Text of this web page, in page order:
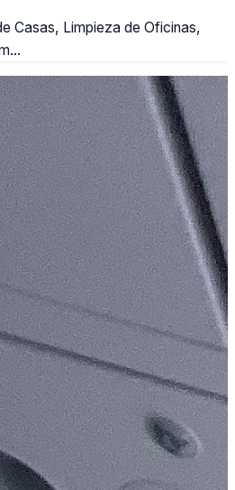
Casas, Limpieza de Oficinas,